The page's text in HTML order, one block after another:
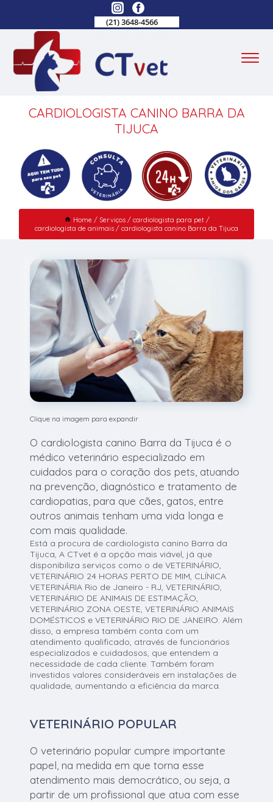
(21) 3648-4566
CARDIOLOGISTA CANINO BARRA DA
TIJUCA
Home Serviços
cardiologista para pet
cardiologista de animais
cardiologista canino Barra da Tijuca
Clique na imagem para expandir
O cardiologista canino Barra da Tijuca é o
médico veterinário especializado em
cuidados para o coração dos pets, atuando
na prevenção, diagnóstico e tratamento de
cardiopatias, para que cães, gatos, entre
outros animais tenham uma vida longa e
com mais qualidade.
Está a procura de cardiologista canino Barra da
Tijuca, A CTvet é a opção mais viável, já que
disponibiliza serviços como o de VETERINÁRIO,
VETERINÁRIO 24 HORAS PERTO DE MIM, CLÍNICA
VETERINÁRIA Rio de Janeiro - RJ, VETERINÁRIO,
VETERINÁRIO DE ANIMAIS DE ESTIMAÇÃO,
VETERINÁRIO ZONA OESTE, VETERINÁRIO ANIMAIS
DOMÉSTICOS e VETERINÁRIO RIO DE JANEIRO. Além
disso, a empresa também conta com um
atendimento qualificado, através de funcionários
especializados e cuidadosos, que entendem a
necessidade de cada cliente. Também foram
investidos valores consideráveis em instalações de
qualidade, aumentando a eficiência da marca.
VETERINÁRIO POPULAR
O veterinário popular cumpre importante
papel, na medida em que torna esse
atendimento mais democrático, ou seja, a
partir de um profissional que atua com esse